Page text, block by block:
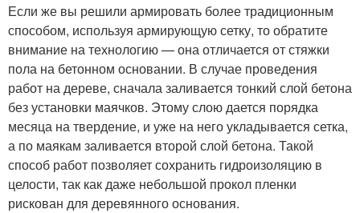
Если же вы решили армировать более традиционным
способом, используя армирующую сетку, то обратите
внимание на технологию — она отличается от стяжки
пола на бетонном основании. В случае проведения
работ на дереве, сначала заливается тонкий слой бетона
без установки маячков. Этому слою дается порядка
месяца на твердение, и уже на него укладывается сетка,
а по маякам заливается второй слой бетона. Такой
способ работ позволяет сохранить гидроизоляцию в
целости, так как даже небольшой прокол пленки
рискован для деревянного основания.